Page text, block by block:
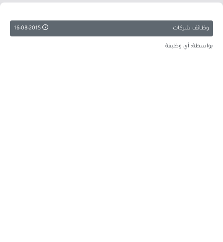
وظائف شركات
بواسطة: أي وظيفة